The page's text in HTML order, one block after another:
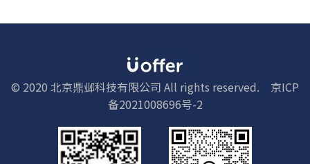
© 2020 北京鼎邺科技有限公司 All rights reserved.
京ICP
备2021008696号-2